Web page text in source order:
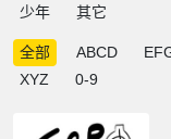
少年
其它
全部 ABCD
XYZ
0-9